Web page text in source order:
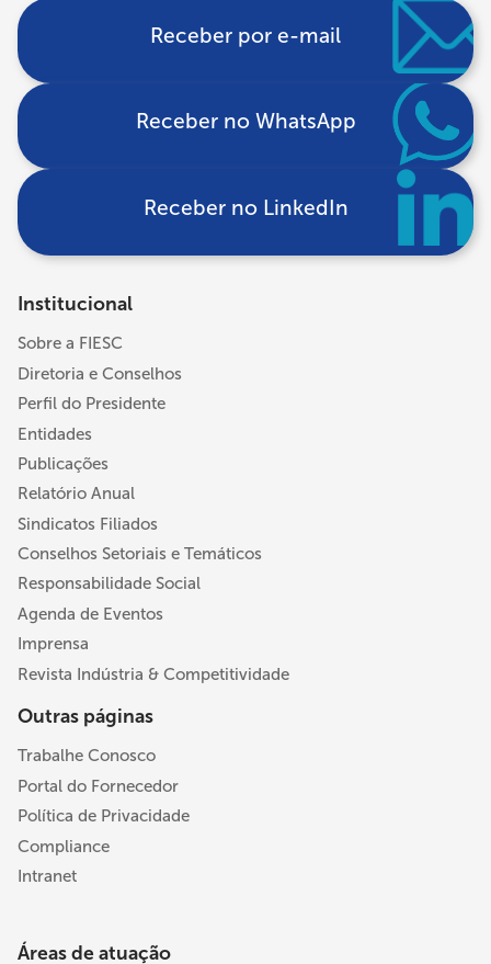
Receber por e-mail
Receber no WhatsApp
Receber no LinkedIn
Institucional
Sobre a FIESC
Diretoria e Conselhos
Perfil do Presidente
Entidades
Publicações
Relatório Anual
Sindicatos Filiados
Conselhos Setoriais e Temáticos
Responsabilidade Social
Agenda de Eventos
Imprensa
Revista Indústria & Competitividade
Outras páginas
Trabalhe Conosco
Portal do Fornecedor
Política de Privacidade
Compliance
Intranet
Áreas de atuação